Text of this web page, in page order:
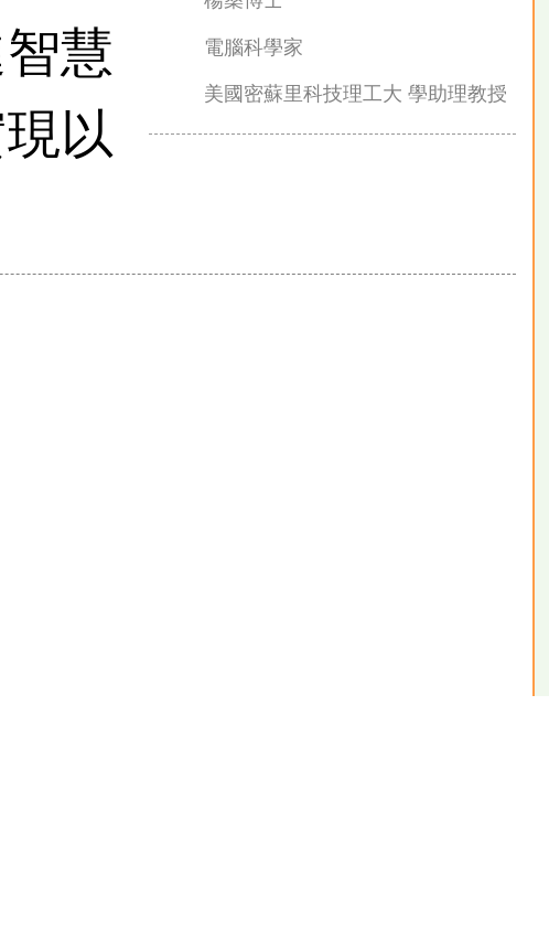
電腦科學家
美國密蘇里科技理工大 學助理教授
慧
以